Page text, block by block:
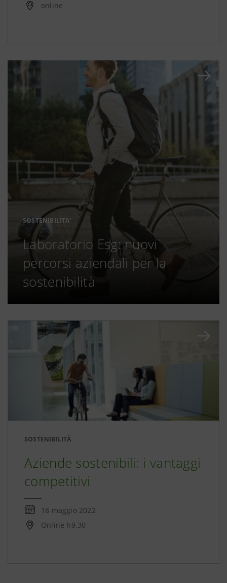
online
SOSTENIBILITA'
Laboratorio Esg: nuovi
percorsi aziendali per la
sostenibilità
SOSTENIBILITÀ
Aziende sostenibili: i vantaggi
competitivi
18 maggio 2022
Online h9.30